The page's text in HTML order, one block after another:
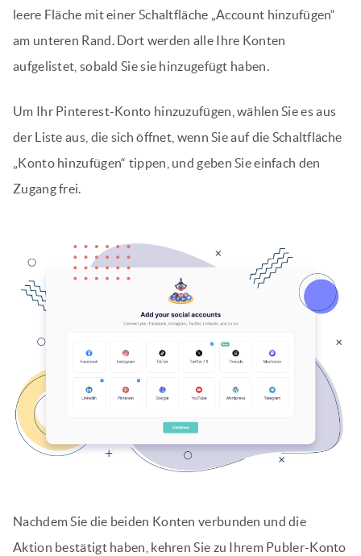
leere Fläche mit einer Schaltfläche „Account hinzufügen“
am unteren Rand. Dort werden alle Ihre Konten
aufgelistet, sobald Sie sie hinzugefügt haben.
Um Ihr Pinterest-Konto hinzuzufügen, wählen Sie es aus
der Liste aus, die sich öffnet, wenn Sie auf die Schaltfläche
„Konto hinzufügen“ tippen, und geben Sie einfach den
Zugang frei.
Nachdem Sie die beiden Konten verbunden und die
Aktion bestätigt haben, kehren Sie zu Ihrem Publer-Konto